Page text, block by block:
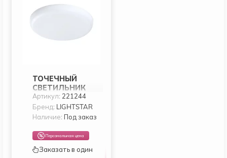
ТОЧЕЧНЫЙ
СВЕТИЛЬНИК
LIGHTSTAR ZOCCO
221244
Артикул: 221244
Бренд: LIGHTSTAR
Наличие: Под заказ
Персональная цена
Заказать в один